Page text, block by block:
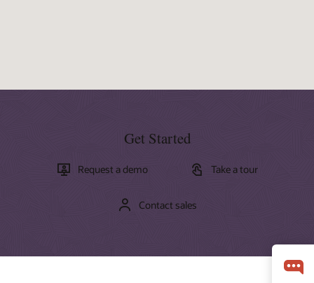
Get Started
Request a demo Take a tour
Contact sales